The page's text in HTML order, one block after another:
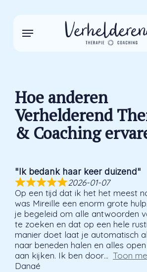
content
Menu
Hoe anderen
Verhelderend
& Coaching
"Ik bedank haar keer duizend"
2026-01-07
Op een tijd dat ik het het meest
was Mireille een enorm grote
je begeleid om alle antwoorden
te zoeken en dat op een hele
manier doet laat je automatisch
naar beneden halen en alles
aan kijken. Ik ben door
Toon
Danaé